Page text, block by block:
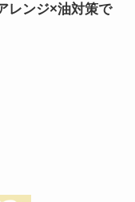
レンジ×油対策で